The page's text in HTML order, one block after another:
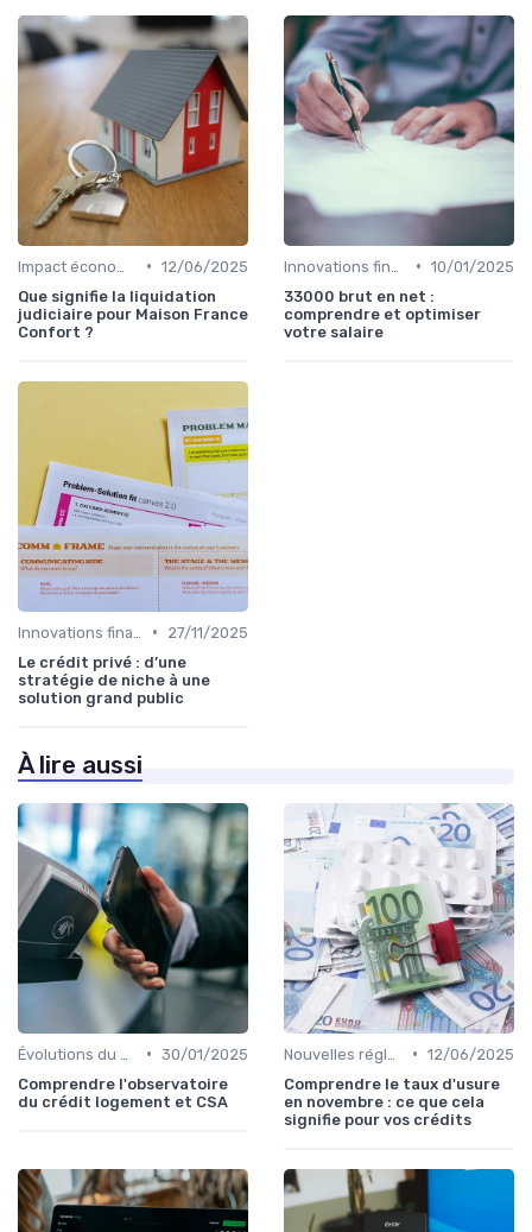
• 12/06/2025
Que signifie la liquidation
judiciaire pour Maison France
Confort ?
• 10/01/2025
33000 brut en net :
comprendre et optimiser
votre salaire
•
27/11/2025
Le crédit privé : d’une
stratégie de niche à une
solution grand public
À lire aussi
• 30/01/2025
Comprendre l'observatoire
du crédit logement et CSA
• 12/06/2025
Comprendre le taux d'usure
en novembre : ce que cela
signifie pour vos crédits